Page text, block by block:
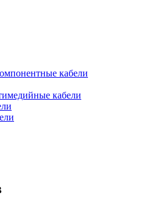
кабели
кабели